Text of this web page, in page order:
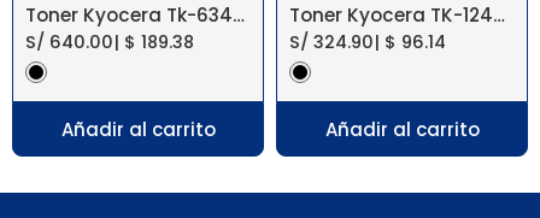
Toner Kyocera Tk-6347 Taskalfa 4004I, 5004I, 6004I
S/ 640.00| $ 189.38
Añadir al carrito
Toner Kyocera TK-1242 Negro MA2000W Original
S/ 324.90| $ 96.14
Añadir al carrito